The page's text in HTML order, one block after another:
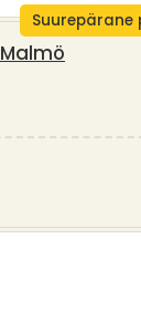
Suurepärane
Malmö